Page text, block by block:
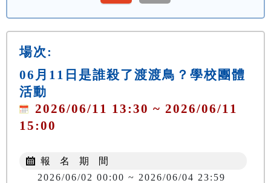
場次:
06月11日是誰殺了渡渡鳥？學校團體
活動
2026/06/11 13:30 ~ 2026/06/11
15:00
報 名 期 間
2026/06/02 00:00 ~ 2026/06/04 23:59